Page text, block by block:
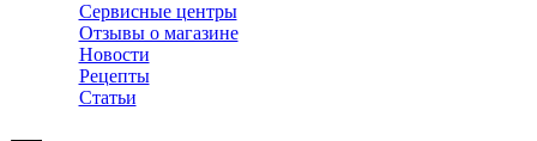
Сервисные центры
Отзывы о магазине
Новости
Рецепты
Статьи